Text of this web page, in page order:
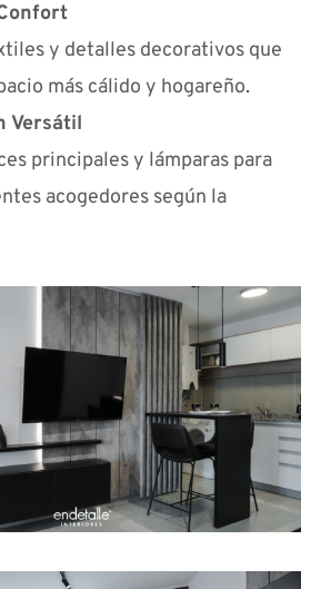
y detalles decorativos que
más cálido y hogareño.
Versátil
principales y lámparas para
acogedores según la